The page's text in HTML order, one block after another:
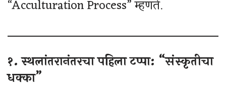
“Acculturation Process” म्हणते.
१. स्थलांतरानंतरचा पहिला टप्पा: “संस्कृतीचा
धक्का”